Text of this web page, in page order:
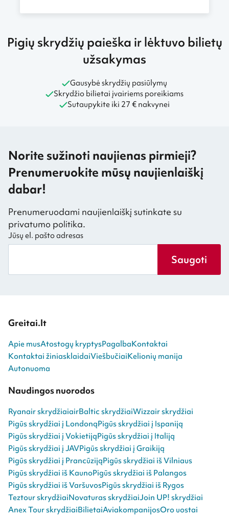
Pigių skrydžių paieška ir lėktuvo bilietų
užsakymas
Gausybė skrydžių pasiūlymų
Skrydžio bilietai įvairiems poreikiams
Sutaupykite iki 27 € nakvynei
Norite sužinoti naujienas pirmieji?
Prenumeruokite mūsų naujienlaiškį
dabar!
Prenumeruodami naujienlaiškį sutinkate su
privatumo politika.
Jūsų el. pašto adresas
Saugoti
Greitai.lt
Apie musAtostogų kryptysPagalbaKontaktai
Kontaktai žiniasklaidaiViešbučiaiKelionių manija
Autonuoma
Naudingos nuorodos
Ryanair skrydžiaiairBaltic skrydžiaiWizzair skrydžiai
Pigūs skrydžiai į LondonąPigūs skrydžiai į Ispaniją
Pigūs skrydžiai į VokietijąPigūs skrydžiai į Italiją
Pigūs skrydžiai į JAVPigūs skrydžiai į Graikiją
Pigūs skrydžiai į PrancūzijąPigūs skrydžiai iš Vilniaus
Pigūs skrydžiai iš KaunoPigūs skrydžiai iš Palangos
Pigūs skrydžiai iš VaršuvosPigūs skrydžiai iš Rygos
Teztour skrydžiaiNovaturas skrydžiaiJoin UP! skrydžiai
Anex Tour skrydžiaiBilietaiAviakompanijosOro uostai